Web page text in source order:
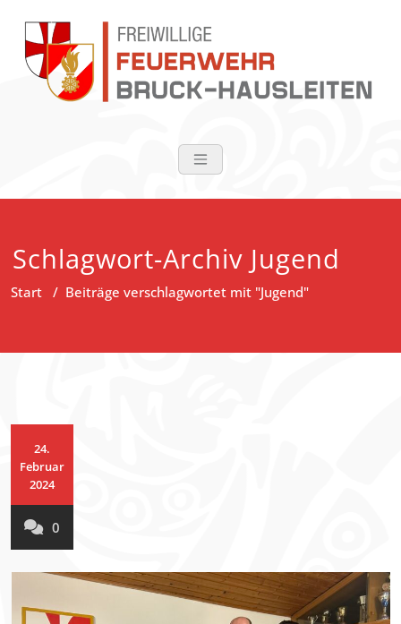
springen
FF Bruck-
Schlagwort-Archiv Jugend
Start / Beiträge verschlagwortet mit "Jugend"
24.
Februar
2024
0